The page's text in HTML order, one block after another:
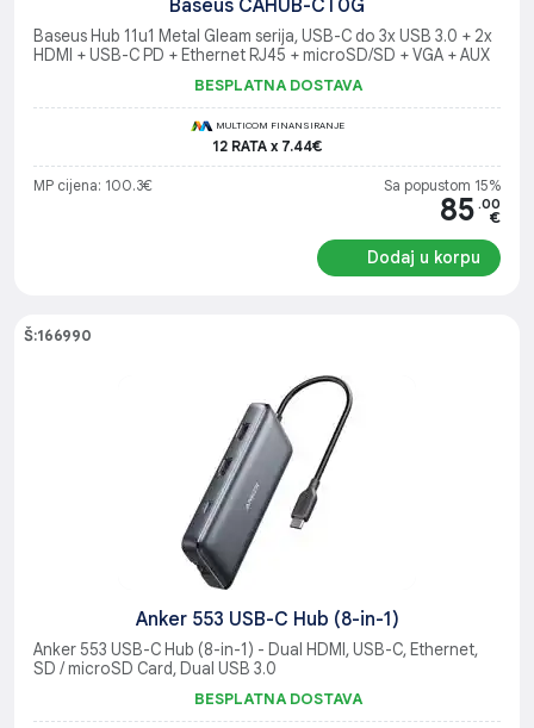
Baseus CAHUB-CT0G
Baseus Hub 11u1 Metal Gleam serija, USB-C do 3x USB 3.0 + 2x
HDMI + USB-C PD + Ethernet RJ45 + microSD/SD + VGA + AUX
BESPLATNA DOSTAVA
MULTICOM FINANSIRANJE
12 RATA x 7.44€
MP cijena: 100.3€ Sa popustom 15%
85 .00
€
Dodaj u korpu
Š:166990
Anker 553 USB-C Hub (8-in-1)
Anker 553 USB-C Hub (8-in-1) - Dual HDMI, USB-C, Ethernet,
SD / microSD Card, Dual USB 3.0
BESPLATNA DOSTAVA